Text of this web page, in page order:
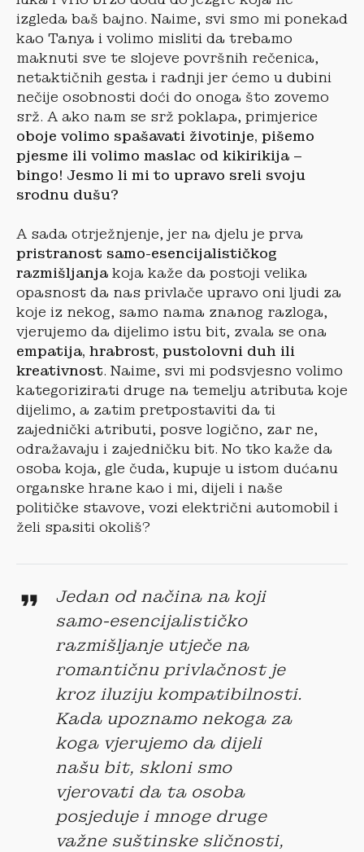
izgleda baš bajno. Naime, svi smo mi ponekad
kao Tanya i volimo misliti da trebamo
maknuti sve te slojeve površnih rečenica,
netaktičnih gesta i radnji jer ćemo u dubini
nečije osobnosti doći do onoga što zovemo
srž. A ako nam se srž poklapa, primjerice
oboje volimo spašavati životinje, pišemo
pjesme ili volimo maslac od kikirikija –
bingo! Jesmo li mi to upravo sreli svoju
srodnu dušu?
A sada otrježnjenje, jer na djelu je prva
pristranost samo-esencijalističkog
razmišljanja koja kaže da postoji velika
opasnost da nas privlače upravo oni ljudi za
koje iz nekog, samo nama znanog razloga,
vjerujemo da dijelimo istu bit, zvala se ona
empatija, hrabrost, pustolovni duh ili
kreativnost. Naime, svi mi podsvjesno volimo
kategorizirati druge na temelju atributa koje
dijelimo, a zatim pretpostaviti da ti
zajednički atributi, posve logično, zar ne,
odražavaju i zajedničku bit. No tko kaže da
osoba koja, gle čuda, kupuje u istom dućanu
organske hrane kao i mi, dijeli i naše
političke stavove, vozi električni automobil i
želi spasiti okoliš?
Jedan od načina na koji
samo-esencijalističko
razmišljanje utječe na
romantičnu privlačnost je
kroz iluziju kompatibilnosti.
Kada upoznamo nekoga za
koga vjerujemo da dijeli
našu bit, skloni smo
vjerovati da ta osoba
posjeduje i mnoge druge
važne suštinske sličnosti,